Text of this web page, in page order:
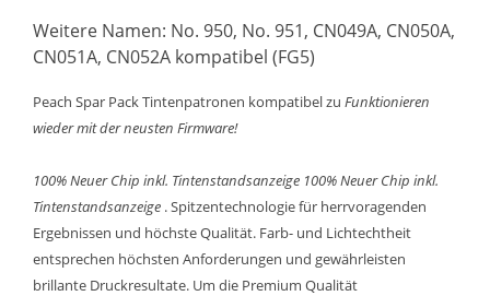
Weitere Namen: No. 950, No. 951, CN049A, CN050A,
CN051A, CN052A kompatibel (FG5)
Peach Spar Pack Tintenpatronen kompatibel zu Funktionieren
wieder mit der neusten Firmware!
100% Neuer Chip inkl. Tintenstandsanzeige 100% Neuer Chip inkl.
Tintenstandsanzeige . Spitzentechnologie für herrvoragenden
Ergebnissen und höchste Qualität. Farb- und Lichtechtheit
entsprechen höchsten Anforderungen und gewährleisten
brillante Druckresultate. Um die Premium Qualität